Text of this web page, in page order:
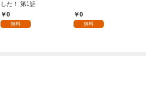
した！ 第1話
0
無料
0
無料